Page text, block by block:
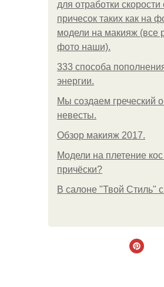
для отработки
причесок таких как на
модели на макияж (все
фото наши).
333 способа
энергии.
Мы создаем греческий
невесты.
Обзор макияж 2017.
Модели на плетение кос
причёски?
В салоне "Твой Стиль"